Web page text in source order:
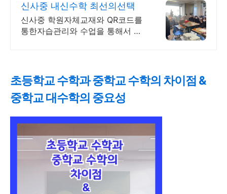
신사중 내신수학 최선의선택
신사중 학원자체교재와 QR코드를
통한자습관리와 수업을 통해서 고
초등학교 수학과 중학교 수학의 차이점 &
중학교 대수학의 중요성